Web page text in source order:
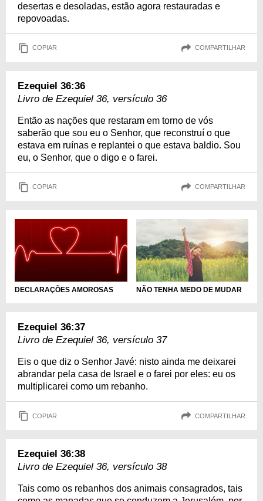
desertas e desoladas, estão agora restauradas e
repovoadas.
COPIAR COMPARTILHAR
Ezequiel 36:36
Livro de Ezequiel 36, versículo 36
Então as nações que restaram em torno de vós
saberão que sou eu o Senhor, que reconstruí o que
estava em ruínas e replantei o que estava baldio. Sou
eu, o Senhor, que o digo e o farei.
COPIAR COMPARTILHAR
DECLARAÇÕES AMOROSAS NÃO TENHA MEDO DE MUDAR
Ezequiel 36:37
Livro de Ezequiel 36, versículo 37
Eis o que diz o Senhor Javé: nisto ainda me deixarei
abrandar pela casa de Israel e o farei por eles: eu os
multiplicarei como um rebanho.
COPIAR COMPARTILHAR
Ezequiel 36:38
Livro de Ezequiel 36, versículo 38
Tais como os rebanhos dos animais consagrados, tais